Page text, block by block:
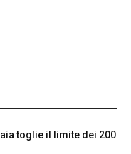
toglie il limite dei 200